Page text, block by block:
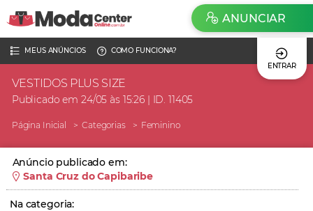
MEUS ANÚNCIOS
COMO FUNCIONA?
ENTRAR
ANUNCIAR
VESTIDOS PLUS SIZE
Publicado em 24/05 às 15:26 | ID. 11405
Página Inicial Categorias Feminino
Anúncio publicado em:
Santa Cruz do Capibaribe
Na categoria: